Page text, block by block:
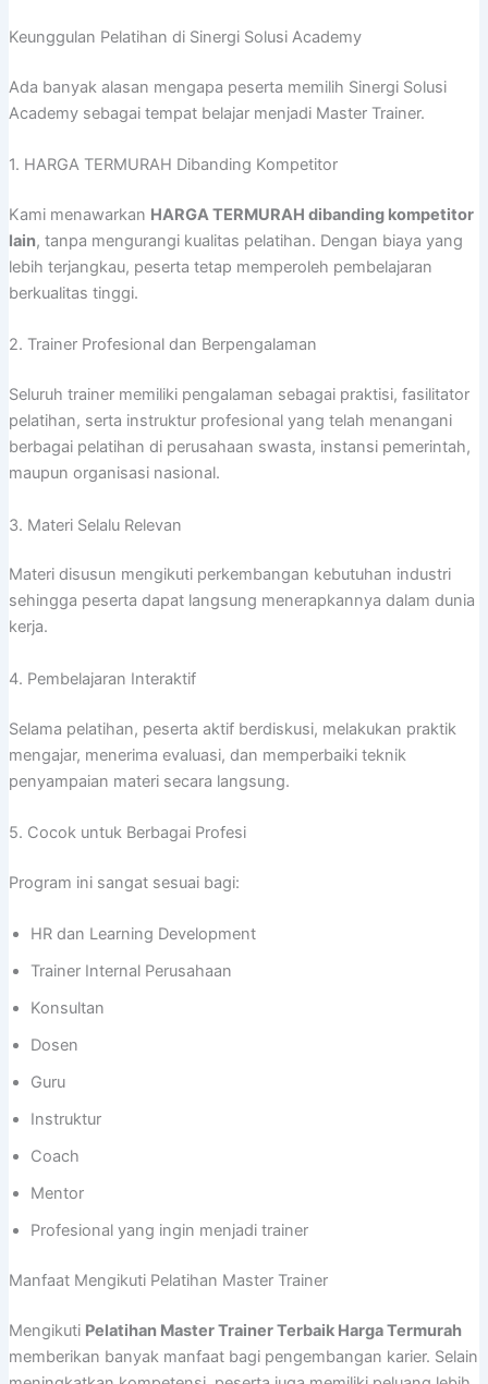
Keunggulan Pelatihan di Sinergi Solusi Academy
Ada banyak alasan mengapa peserta memilih Sinergi Solusi
Academy sebagai tempat belajar menjadi Master Trainer.
1. HARGA TERMURAH Dibanding Kompetitor
Kami menawarkan HARGA TERMURAH dibanding kompetitor
lain, tanpa mengurangi kualitas pelatihan. Dengan biaya yang
lebih terjangkau, peserta tetap memperoleh pembelajaran
berkualitas tinggi.
2. Trainer Profesional dan Berpengalaman
Seluruh trainer memiliki pengalaman sebagai praktisi, fasilitator
pelatihan, serta instruktur profesional yang telah menangani
berbagai pelatihan di perusahaan swasta, instansi pemerintah,
maupun organisasi nasional.
3. Materi Selalu Relevan
Materi disusun mengikuti perkembangan kebutuhan industri
sehingga peserta dapat langsung menerapkannya dalam dunia
kerja.
4. Pembelajaran Interaktif
Selama pelatihan, peserta aktif berdiskusi, melakukan praktik
mengajar, menerima evaluasi, dan memperbaiki teknik
penyampaian materi secara langsung.
5. Cocok untuk Berbagai Profesi
Program ini sangat sesuai bagi:
HR dan Learning Development
Trainer Internal Perusahaan
Konsultan
Dosen
Guru
Instruktur
Coach
Mentor
Profesional yang ingin menjadi trainer
Manfaat Mengikuti Pelatihan Master Trainer
Mengikuti Pelatihan Master Trainer Terbaik Harga Termurah
memberikan banyak manfaat bagi pengembangan karier. Selain